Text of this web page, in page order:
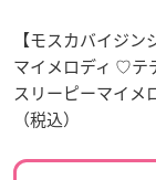
【モスカバイジン
マイメロディ ♡テ
スリーピーマイメ
（税込）